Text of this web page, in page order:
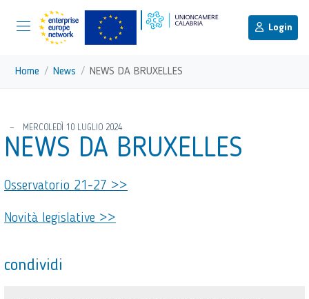
Vai ai contenuti
Login
torna al menu di scelta rapida
Menu di navigazione principale
Home News NEWS DA BRUXELLES
MERCOLEDÌ 10 LUGLIO 2024
NEWS DA BRUXELLES
Osservatorio 21-27 >>
Novità legislative >>
condividi